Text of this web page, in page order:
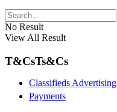
No Result
View All Result
T&CsTs&Cs
Classifieds Advertising
Payments